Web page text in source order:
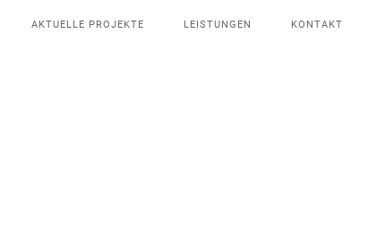
AKTUELLE PROJEKTE LEISTUNGEN KONTAKT